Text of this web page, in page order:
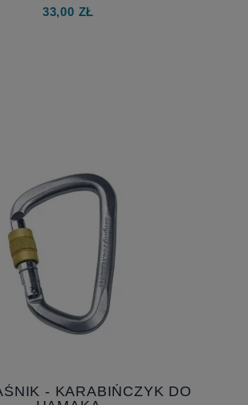
33,00 ZŁ
- KARABIŃCZYK DO